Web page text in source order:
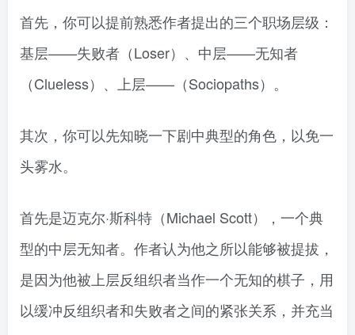
首先，你可以提前熟悉作者提出的三个职场层级：
基层——失败者（Loser）、中层——无知者
（Clueless）、上层——（Sociopaths）。
其次，你可以先知晓一下剧中典型的角色，以免一
头雾水。
首先是迈克尔·斯科特（Michael Scott），一个典
型的中层无知者。作者认为他之所以能够被提拔，
是因为他被上层反组织者当作一个无知的棋子，用
以缓冲反组织者和失败者之间的紧张关系，并充当